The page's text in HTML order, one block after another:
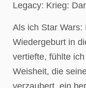
Legacy: Krieg:
Als ich Star
Wiedergeburt in
vertiefte, fühlte
Weisheit, die
verzaubert, ein